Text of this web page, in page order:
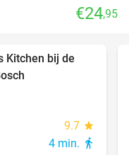
€24,95
Kitchen bij de
9.7 star
4 min. directions_walk